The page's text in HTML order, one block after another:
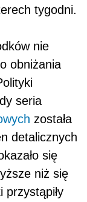
tygodni.
nie
obniżania
seria
została
detalicznych
się
niż się
przystąpiły